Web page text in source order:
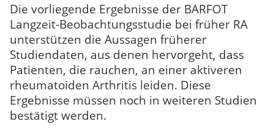
Die vorliegende Ergebnisse der BARFOT
Langzeit-Beobachtungsstudie bei früher RA
unterstützen die Aussagen früherer
Studiendaten, aus denen hervorgeht, dass
Patienten, die rauchen, an einer aktiveren
rheumatoiden Arthritis leiden. Diese
Ergebnisse müssen noch in weiteren Studien
bestätigt werden.